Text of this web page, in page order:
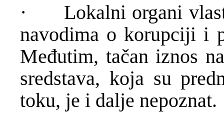
· Lokalni organi
navodima o korupciji i
Međutim, tačan iznos
sredstava, koja su
toku, je i dalje nepoznat.